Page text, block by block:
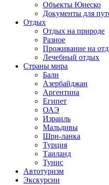
Объекты Юнеско
Документы для
Отдых
Отдых на природе
Разное
Проживание на
Лечебный отдых
Страны мира
Бали
Азербайджан
Аргентина
Египет
ОАЭ
Израиль
Мальдивы
Шри-ланка
Турция
Таиланд
Тунис
Автотуризм
Экскурсии